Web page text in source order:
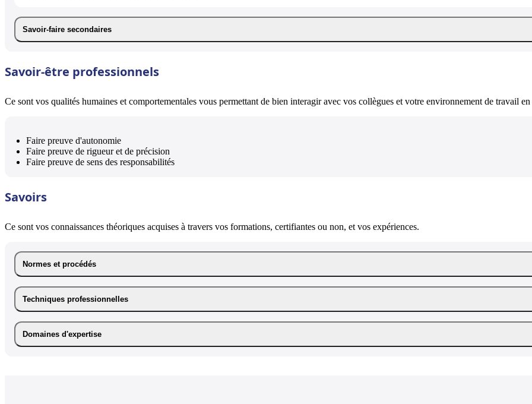
Savoir-faire secondaires
Savoir-être professionnels
Ce sont vos qualités humaines et comportementales vous permettant de bien interagir avec vos collègues et votre environnement de travail en
Faire preuve d'autonomie
Faire preuve de rigueur et de précision
Faire preuve de sens des responsabilités
Savoirs
Ce sont vos connaissances théoriques acquises à travers vos formations, certifiantes ou non, et vos expériences.
Normes et procédés
Techniques professionnelles
Domaines d'expertise